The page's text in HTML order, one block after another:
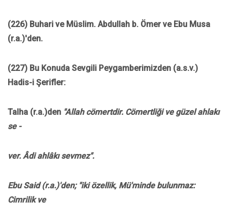
(226) Buhari ve Müslim. Abdullah b. Ömer ve Ebu Musa
(r.a.)'den.
(227) Bu Konuda Sevgili Peygamberimizden (a.s.v.)
Hadis-i Şerifler:
Talha (r.a.)den "Allah cömertdir. Cömertliği ve güzel ahlakı
se -
ver. Âdi ahlâkı sevmez".
Ebu Said (r.a.)'den; "iki özellik, Mü'minde bulunmaz:
Cimrilik ve